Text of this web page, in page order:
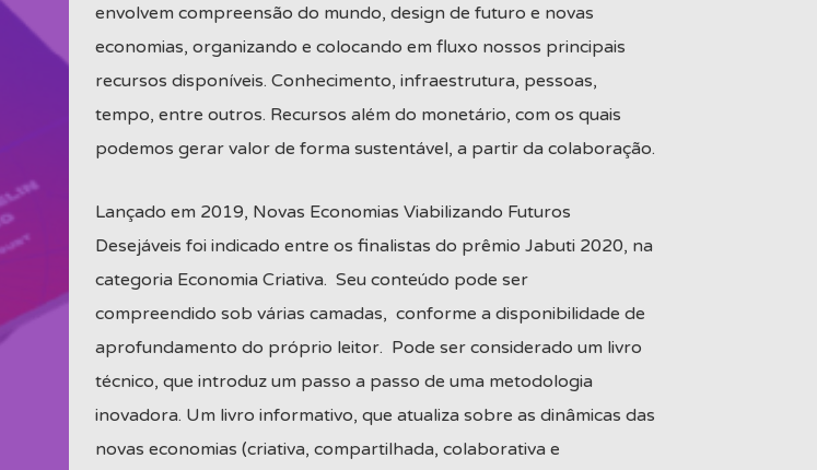
envolvem compreensão do mundo, design de futuro e novas
economias, organizando e colocando em fluxo nossos principais
recursos disponíveis. Conhecimento, infraestrutura, pessoas,
tempo, entre outros. Recursos além do monetário, com os quais
podemos gerar valor de forma sustentável, a partir da colaboração.
Lançado em 2019, Novas Economias Viabilizando Futuros
Desejáveis foi indicado entre os finalistas do prêmio Jabuti 2020, na
categoria Economia Criativa. Seu conteúdo pode ser
compreendido sob várias camadas, conforme a disponibilidade de
aprofundamento do próprio leitor. Pode ser considerado um livro
técnico, que introduz um passo a passo de uma metodologia
inovadora. Um livro informativo, que atualiza sobre as dinâmicas das
novas economias (criativa, compartilhada, colaborativa e